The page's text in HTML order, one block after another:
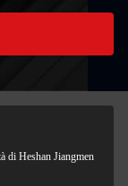
di Heshan Jiangmen